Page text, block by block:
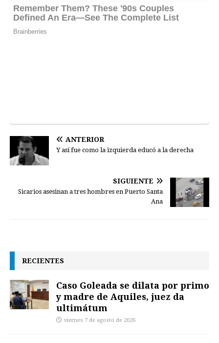
ANTERIOR
Y así fue como la izquierda educó a la derecha
SIGUIENTE
Sicarios asesinan a tres hombres en Puerto Santa
Ana
RECIENTES
Caso Goleada se dilata por primo
y madre de Aquiles, juez da
ultimátum
viernes 7 de agosto de 2026